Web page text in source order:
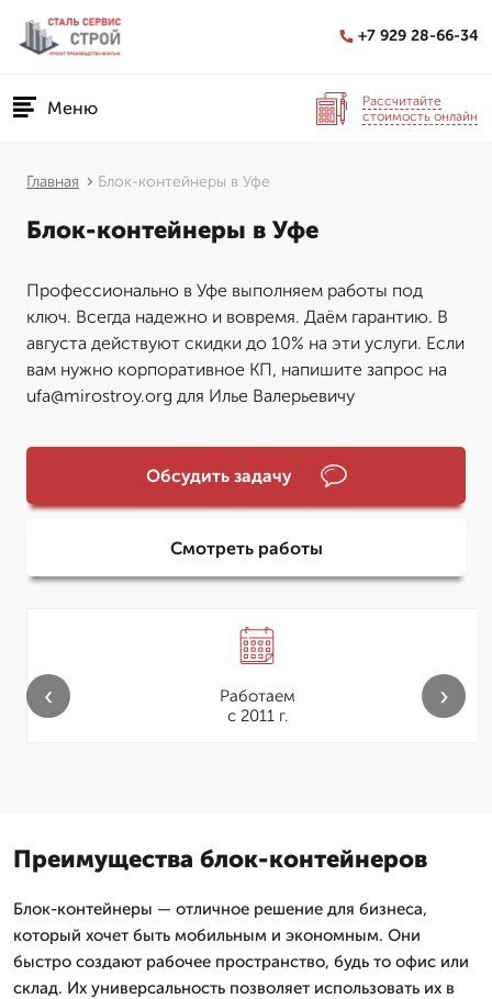
+7 929 28-66-34
Меню
Рассчитайте
стоимость онлайн
Главная Блок-контейнеры в Уфе
Блок-контейнеры в Уфе
Профессионально в Уфе выполняем работы под
ключ. Всегда надежно и вовремя. Даём гарантию. В
августа действуют скидки до 10% на эти услуги. Если
вам нужно корпоративное КП, напишите запрос на
ufa@mirostroy.org для Илье Валерьевичу
Обсудить задачу
Смотреть работы
Работаем
с 2011 г.
‹ ›
Преимущества блок-контейнеров
Блок-контейнеры — отличное решение для бизнеса,
который хочет быть мобильным и экономным. Они
быстро создают рабочее пространство, будь то офис или
склад. Их универсальность позволяет использовать их в